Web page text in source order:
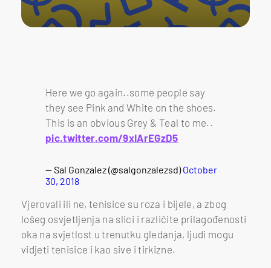
Here we go again..some people say
they see Pink and White on the shoes.
This is an obvious Grey & Teal to me..
pic.twitter.com/9xIArEGzD5
— Sal Gonzalez (@salgonzalezsd)October
30, 2018
Vjerovali ili ne, tenisice su roza i bijele, a zbog
lošeg osvjetljenja na slici i različite prilagođenosti
oka na svjetlost u trenutku gledanja, ljudi mogu
vidjeti tenisice i kao sive i tirkizne.